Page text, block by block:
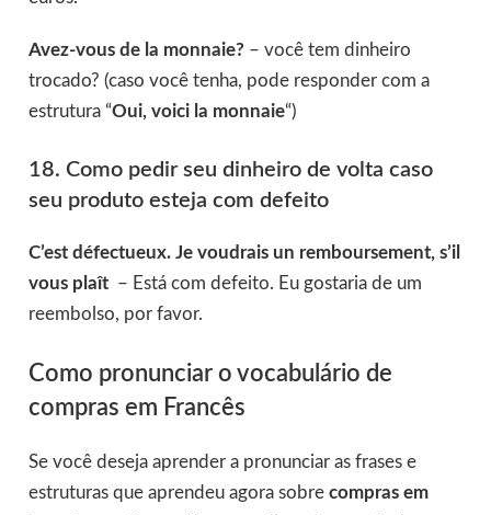
Avez-vous de la monnaie? – você tem dinheiro
trocado? (caso você tenha, pode responder com a
estrutura “Oui, voici la monnaie“)
18. Como pedir seu dinheiro de volta caso
seu produto esteja com defeito
C’est défectueux. Je voudrais un remboursement, s’il
vous plaît – Está com defeito. Eu gostaria de um
reembolso, por favor.
Como pronunciar o vocabulário de
compras em Francês
Se você deseja aprender a pronunciar as frases e
estruturas que aprendeu agora sobre compras em